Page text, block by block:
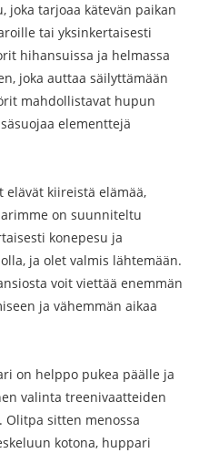
joka tarjoaa kätevän paikan
tai yksinkertaisesti
hihansuissa ja helmassa
joka auttaa säilyttämään
mahdollistavat hupun
elementtejä
kiireistä elämää,
on suunniteltu
konepesu ja
ja olet valmis lähtemään.
voit viettää enemmän
ja vähemmän aikaa
on helppo pukea päälle ja
valinta treenivaatteiden
Olitpa sitten menossa
kotona, huppari